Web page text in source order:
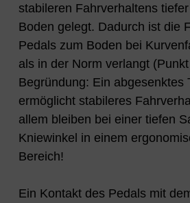
stabileren Fahrverhaltens
Boden gelegt. Dadurch ist die
Pedals zum Boden bei
als in der Norm verlangt
Begründung: Ein abgesenktes
ermöglicht stabileres
allem bleiben bei einer tiefen
Kniewinkel in einem
Bereich!
Ein Kontakt des Pedals mit